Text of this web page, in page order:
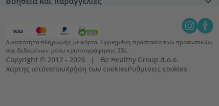
Δυνατότητα πληρωμής με κάρτα. Εγγυημένη προστασία των προσωπικών
σας δεδομένων μέσω κρυπτογράφησης SSL.
Copyright © 2012 - 2026   |   Be Healthy Group d.o.o.
Χάρτης ιστότοπουΧρήση των cookiesΡυθμίσεις cookies